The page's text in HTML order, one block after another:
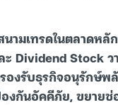
ามเทรดในตลาดห
Dividend Stock
งรับธุรกิจอนุรักษ์พ
กันอัคคีภัย, ขยายช่